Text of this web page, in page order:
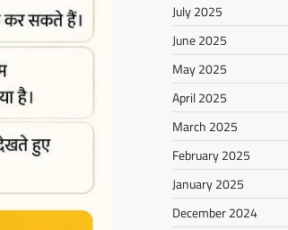
July 2025
June 2025
May 2025
April 2025
March 2025
February 2025
January 2025
December 2024